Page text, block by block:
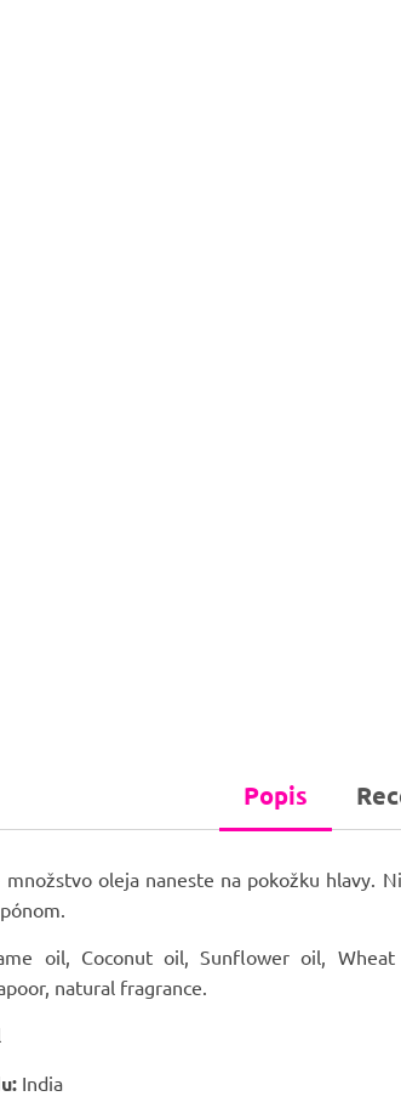
Popis
množstvo oleja naneste na pokožku hlavy.
oil, Coconut oil, Sunflower oil,
natural fragrance.
India